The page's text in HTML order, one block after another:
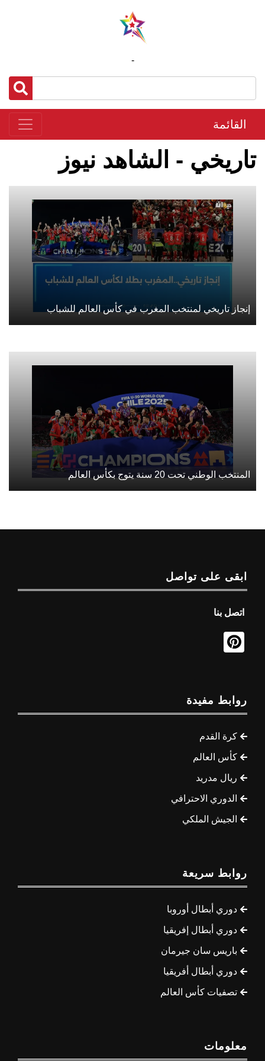
-
القائمة
تاريخي - الشاهد نيوز
إنجاز تاريخي لمنتخب المغرب في كأس العالم للشباب
المنتخب الوطني تحت 20 سنة يتوج بكأس العالم
ابقى على تواصل
اتصل بنا
روابط مفيدة
كرة القدم
كأس العالم
ريال مدريد
الدوري الاحترافي
الجيش الملكي
روابط سريعة
دوري أبطال أوروبا
دوري أبطال إفريقيا
باريس سان جيرمان
دوري أبطال أفريقيا
تصفيات كأس العالم
معلومات